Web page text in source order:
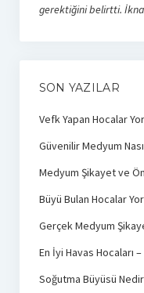
gerektiğini belirtti.
SON YAZILAR
Vefk Yapan Hocalar
Güvenilir Medyum
Medyum Şikayet ve
Büyü Bulan Hocalar
Gerçek Medyum
En İyi Havas Hocaları
Soğutma Büyüsü